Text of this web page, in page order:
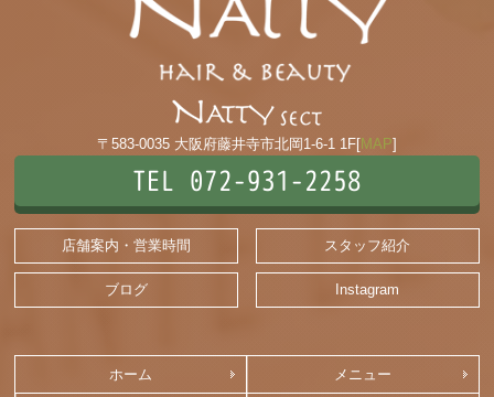
〒583-0035 大阪府藤井寺市北岡1-6-1 1F[MAP]
TEL 072-931-2258
店舗案内・営業時間 スタッフ紹介
ブログ Instagram
ホーム メニュー